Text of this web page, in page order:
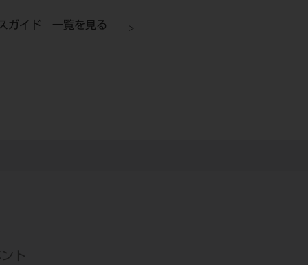
ガイド 一覧を見る
ト